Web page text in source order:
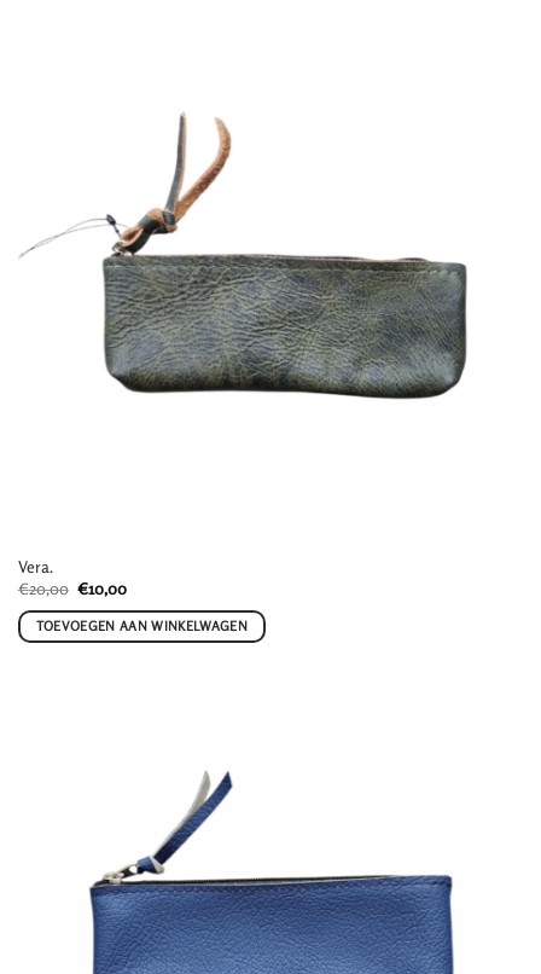
Vera.
€20,00 Oorspronkelijke
prijs
was:
€20,00.
€10,00Huidige
is:
€10,00.
TOEVOEGEN AAN WINKELWAGEN